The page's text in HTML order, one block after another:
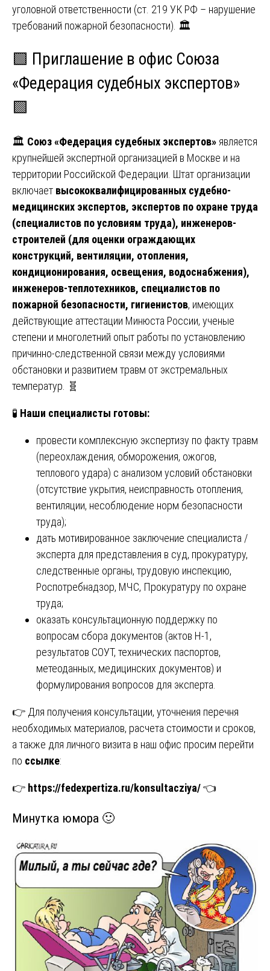
уголовной ответственности (ст. 219 УК РФ – нарушение
требований пожарной безопасности). 🏛️
🟩 Приглашение в офис Союза
«Федерация судебных экспертов»
🟩
🏛️ Союз «Федерация судебных экспертов» является
крупнейшей экспертной организацией в Москве и на
территории Российской Федерации. Штат организации
включает высококвалифицированных судебно-
медицинских экспертов, экспертов по охране труда
(специалистов по условиям труда), инженеров-
строителей (для оценки ограждающих
конструкций, вентиляции, отопления,
кондиционирования, освещения, водоснабжения),
инженеров-теплотехников, специалистов по
пожарной безопасности, гигиенистов, имеющих
действующие аттестации Минюста России, ученые
степени и многолетний опыт работы по установлению
причинно-следственной связи между условиями
обстановки и развитием травм от экстремальных
температур. 🧬
🧪 Наши специалисты готовы:
провести комплексную экспертизу по факту травм
(переохлаждения, обморожения, ожогов,
теплового удара) с анализом условий обстановки
(отсутствие укрытия, неисправность отопления,
вентиляции, несоблюдение норм безопасности
труда);
дать мотивированное заключение специалиста /
эксперта для представления в суд, прокуратуру,
следственные органы, трудовую инспекцию,
Роспотребнадзор, МЧС, Прокуратуру по охране
труда;
оказать консультационную поддержку по
вопросам сбора документов (актов Н-1,
результатов СОУТ, технических паспортов,
метеоданных, медицинских документов) и
формулирования вопросов для эксперта.
👉 Для получения консультации, уточнения перечня
необходимых материалов, расчета стоимости и сроков,
а также для личного визита в наш офис просим перейти
по ссылке:
👉 https://fedexpertiza.ru/konsultacziya/👈
Минутка юмора 🙂